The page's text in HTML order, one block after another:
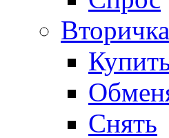
Вторичка
Снять